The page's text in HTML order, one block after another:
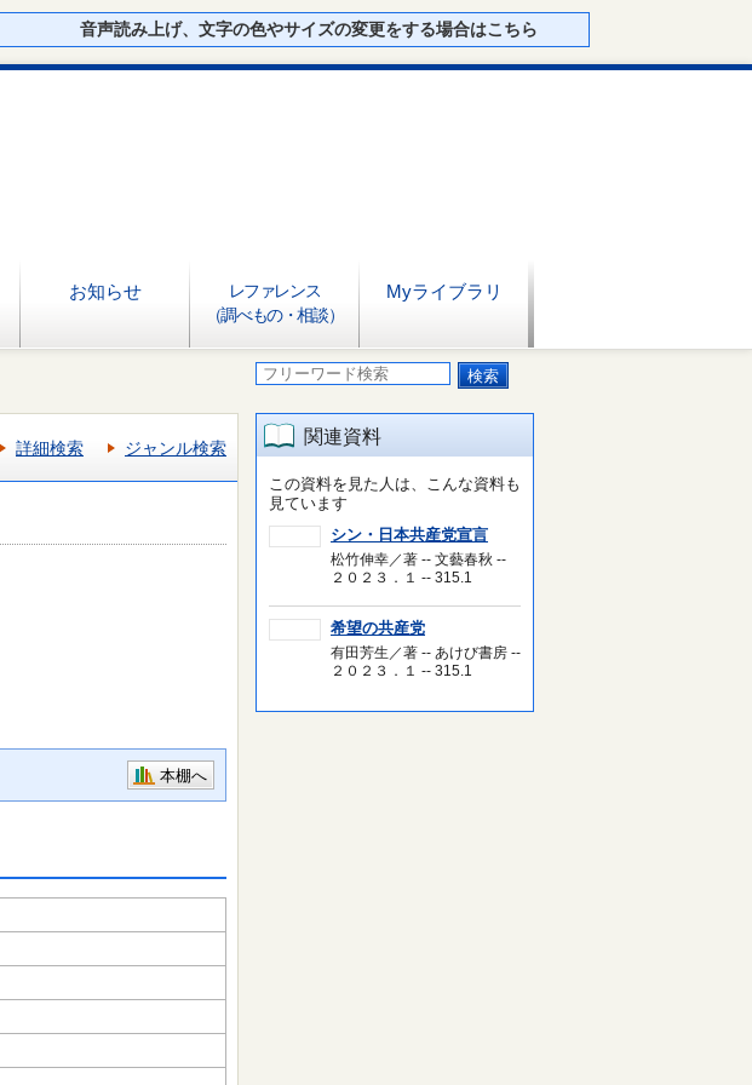
音声読み上げ、文字の色やサイズの変更をする場合はこちら
お知らせ
レファレンス
（調べもの・相談）
Myライブラリ
詳細検索 ジャンル検索
本棚へ
関連資料
この資料を見た人は、こんな資料も
見ています
シン・日本共産党宣言
松竹伸幸／著 -- 文藝春秋 --
２０２３．１ -- 315.1
希望の共産党
有田芳生／著 -- あけび書房 --
２０２３．１ -- 315.1